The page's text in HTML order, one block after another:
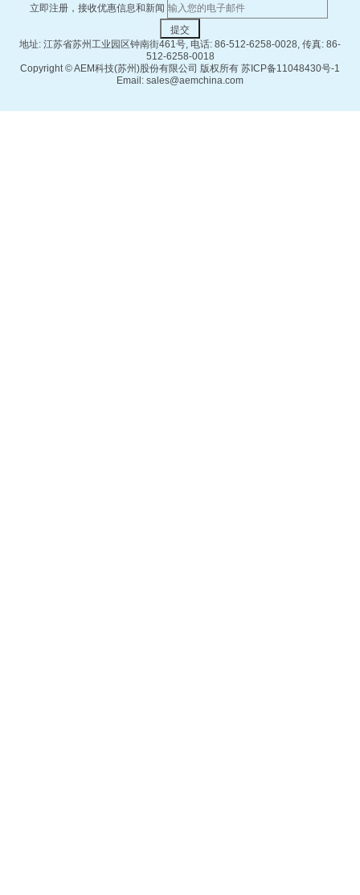
立即注册，接收优惠信息和新闻
地址: 江苏省苏州工业园区钟南街461号, 电话: 86-512-6258-0028, 传真: 86-
512-6258-0018
Copyright ©AEM科技(苏州)股份有限公司 版权所有 苏ICP备11048430号-1
Email: sales@aemchina.com